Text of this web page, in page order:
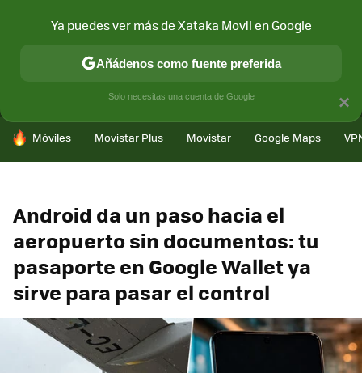
MÓVIL Y SOCIEDAD APLICACIONES
HOY SE HABLA DE
Móviles Movistar Plus Movistar Google Maps
Android da un paso hacia el
aeropuerto sin documentos: tu
pasaporte en Google Wallet ya
sirve para pasar el control
×
Ya puedes ver más de Xataka Movil en Google
Añádenos como fuente preferida
Solo necesitas una cuenta de Google